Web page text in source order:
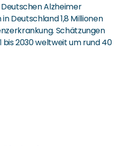
Alzheimer
Deutschland 1,8 Millionen
Schätzungen
bis 2030 weltweit um rund 40